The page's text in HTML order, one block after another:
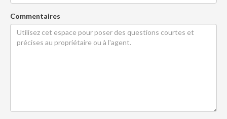
Commentaires